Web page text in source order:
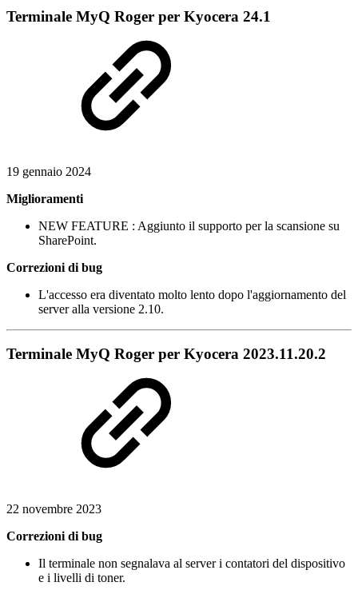
Terminale MyQ Roger per Kyocera 24.1
19 gennaio 2024
Miglioramenti
NEW FEATURE : Aggiunto il supporto per la scansione su
SharePoint.
Correzioni di bug
L'accesso era diventato molto lento dopo l'aggiornamento del
server alla versione 2.10.
Terminale MyQ Roger per Kyocera 2023.11.20.2
22 novembre 2023
Correzioni di bug
Il terminale non segnalava al server i contatori del dispositivo
e i livelli di toner.